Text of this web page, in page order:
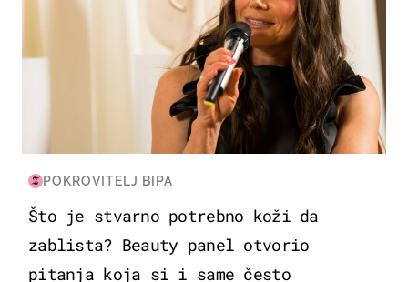
POKROVITELJ BIPA
Što je stvarno potrebno koži da
zablista? Beauty panel otvorio
pitanja koja si i same često